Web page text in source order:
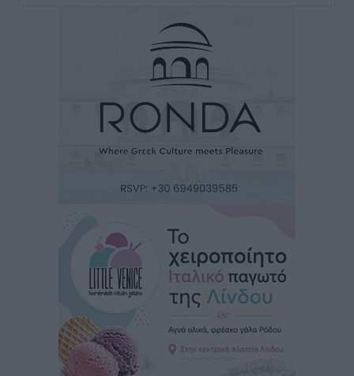
πριν 5 ώρες
Αυτοκίνητο μπήκε παράνομα σε μονόδρομο στο
Μαστιχάρι – Αναποδογύρισε όχημα με μητέρα και
“Η Ευρώπη αντιμετώπιζε το προσφυγικό σαν ταινία
Γιασιράνη στον RV για τα γεγονότα που οδήγησαν στο
Σύμφωνο της Λέρου
Τοπικές Ειδήσεις πριν 5 ώρες
Συναυλία με τον Γιάννη Κότσιρα στις 21 Αυγούστου
Πολιτιστικά• πριν 5 ώρες
Έκτακτη συνεδρίαση της Δημοτικής Επιτροπής Ρόδου